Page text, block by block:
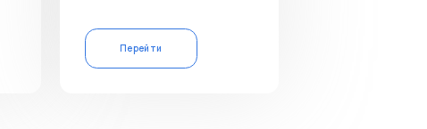
Перейти